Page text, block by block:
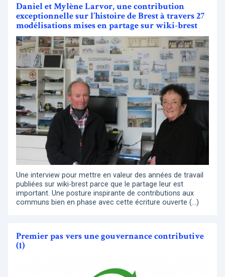
Daniel et Mylène Larvor, une contribution
exceptionnelle sur l’histoire de Brest à travers 27
modélisations mises en partage sur wiki-brest
Une interview pour mettre en valeur des années de travail
publiées sur wiki-brest parce que le partage leur est
important. Une posture inspirante de contributions aux
communs bien en phase avec cette écriture ouverte (…)
Premier pas vers une gouvernance contributive
(1)